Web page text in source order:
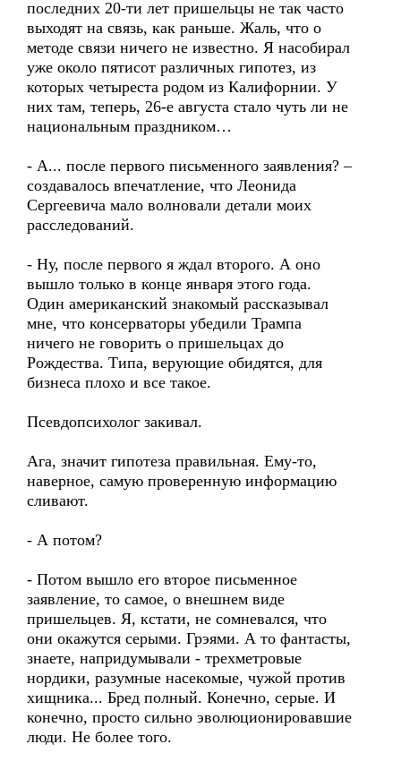
последних 20-ти лет пришельцы не так часто
выходят на связь, как раньше. Жаль, что о
методе связи ничего не известно. Я насобирал
уже около пятисот различных гипотез, из
которых четыреста родом из Калифорнии. У
них там, теперь, 26-е августа стало чуть ли не
национальным праздником…
- А... после первого письменного заявления? –
создавалось впечатление, что Леонида
Сергеевича мало волновали детали моих
расследований.
- Ну, после первого я ждал второго. А оно
вышло только в конце января этого года.
Один американский знакомый рассказывал
мне, что консерваторы убедили Трампа
ничего не говорить о пришельцах до
Рождества. Типа, верующие обидятся, для
бизнеса плохо и все такое.
Псевдопсихолог закивал.
Ага, значит гипотеза правильная. Ему-то,
наверное, самую проверенную информацию
сливают.
- А потом?
- Потом вышло его второе письменное
заявление, то самое, о внешнем виде
пришельцев. Я, кстати, не сомневался, что
они окажутся серыми. Грэями. А то фантасты,
знаете, напридумывали - трехметровые
нордики, разумные насекомые, чужой против
хищника... Бред полный. Конечно, серые. И
конечно, просто сильно эволюционировавшие
люди. Не более того.